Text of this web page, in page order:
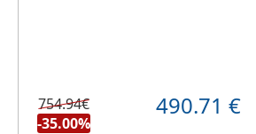
754.94€
-35.00%
490.71 €